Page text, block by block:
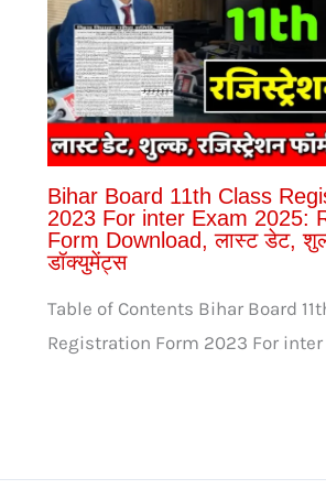
Bihar Board 11th Class
2023 For inter Exam 2025:
Form Download, लास्ट डेट,
डॉक्युमेंट्स
Table of Contents Bihar Board
Registration Form 2023 For